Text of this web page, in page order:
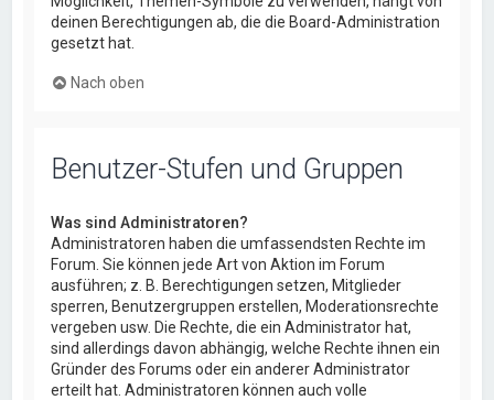
deinen Berechtigungen ab, die die Board-Administration
gesetzt hat.
Nach oben
Benutzer-Stufen und Gruppen
Was sind Administratoren?
Administratoren haben die umfassendsten Rechte im
Forum. Sie können jede Art von Aktion im Forum
ausführen; z. B. Berechtigungen setzen, Mitglieder
sperren, Benutzergruppen erstellen, Moderationsrechte
vergeben usw. Die Rechte, die ein Administrator hat,
sind allerdings davon abhängig, welche Rechte ihnen ein
Gründer des Forums oder ein anderer Administrator
erteilt hat. Administratoren können auch volle